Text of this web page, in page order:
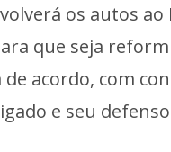
os autos
que seja
acordo, com
e seu